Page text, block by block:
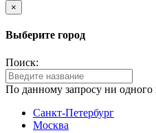
×
Выберите город
Поиск:
По данному запросу ни одного
Санкт-Петербург
Москва